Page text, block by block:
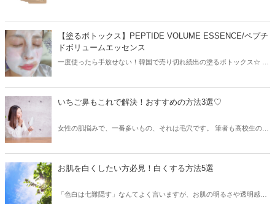
に、気になる効果と価格などをご紹介します。
【塗るボトックス】PEPTIDE VOLUME ESSENCE/ペプチ
ドボリュームエッセンス
一度使ったら手放せない！韓国で売り切れ続出の塗るボトックス☆ -
いちご鼻もこれで解決！おすすめの方法3選♡
女性の肌悩みで、一番多いもの、それは毛穴です。 筆者も高校生のこ
ってどうして起こるの？とうやったら治るの？ 詳しくご紹介していき
ます♪
お肌を白くしたい方必見！白くする方法5選
「色白は七難隠す」なんてよく言いますが、お肌の明るさや透明感は